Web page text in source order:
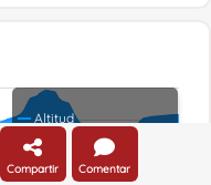
Altitud
Compartir Comentar